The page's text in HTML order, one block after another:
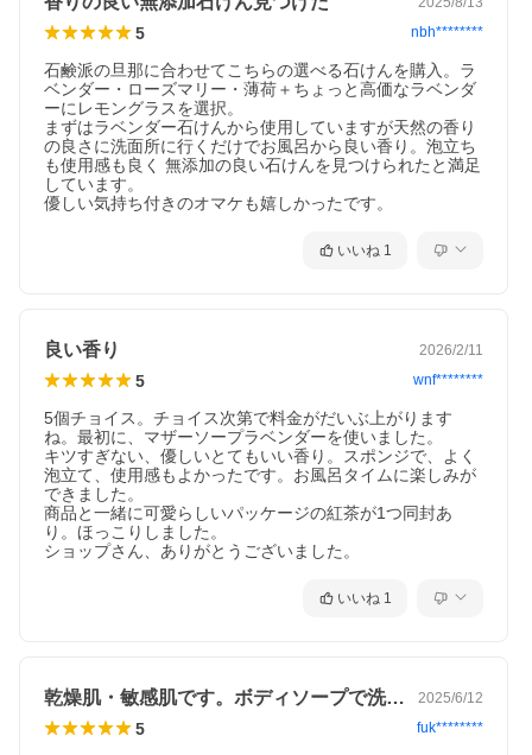
米ぬかせっけん
弾力のあるきめ細かい泡をつくる米デンプンと、肌にしっとり
とした潤いを残す米ぬか油を配合。
M-mark series
あれこれ加えるのではなく、必要なものだけを配合する。それ
が1995年に発売したときから変わらないМマークシリーズのコ
ンセプトです。ボディケア、ヘアケア、スキンケア、デイリー
ケアと、毎日の暮らしに欠かせないアイテムを揃えています。
5 nbh********
石鹸派の旦那に合わせてこちらの選べる石けんを購入。ラ
ベンダー・ローズマリー・薄荷＋ちょっと高価なラベンダ
ーにレモングラスを選択。
まずはラベンダー石けんから使用していますが天然の香り
の良さに洗面所に行くだけでお風呂から良い香り。泡立ち
も使用感も良く 無添加の良い石けんを見つけられたと満足
しています。
優しい気持ち付きのオマケも嬉しかったです。
いいね 1
良い香り 2026/2/11
5 wnf********
5個チョイス。チョイス次第で料金がだいぶ上がります
ね。最初に、マザーソープラベンダーを使いました。
キツすぎない、優しいとてもいい香り。スポンジで、よく
泡立て、使用感もよかったです。お風呂タイムに楽しみが
できました。
商品と一緒に可愛らしいパッケージの紅茶が1つ同封あ
り。ほっこりしました。
ショップさん、ありがとうございました。
いいね 1
乾燥肌・敏感肌です。ボディソープで洗う… 2025/6/12
5 fuk********